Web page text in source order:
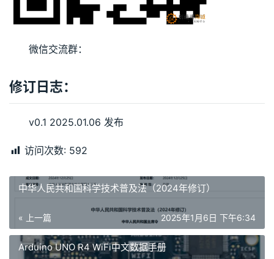
微信交流群：
修订日志：
v0.1 2025.01.06 发布
访问次数: 592
中华人民共和国科学技术普及法（2024年修订）
« 上一篇 2025年1月6日 下午6:34
Arduino UNO R4 WiFi中文数据手册